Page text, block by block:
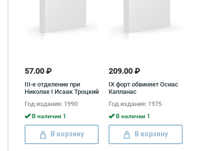
57.00 ₽
III-е отделение при
Николае I Исаак Троцкий
Год издания: 1990
В наличии 1
В корзину
209.00 ₽
IX форт обвиняет Осиас
Капланас
Год издания: 1975
В наличии 1
В корзину